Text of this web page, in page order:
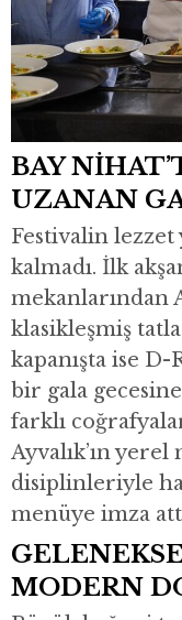
BAY
UZANAN
Festivalin lezzet
kalmadı. İlk
mekanlarından
klasikleşmiş
kapanışta ise
bir gala
farklı
Ayvalık’ın
disiplinleriyle
menüye imza
MODERN